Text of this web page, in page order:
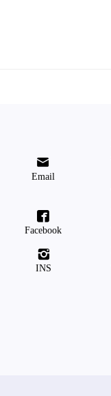

Email

Facebook

INS